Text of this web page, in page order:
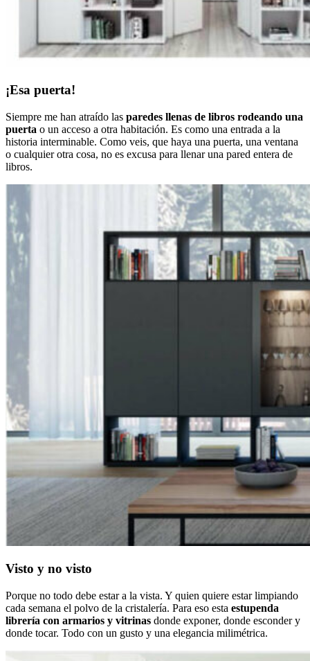
¡Esa puerta!
Siempre me han atraído las paredes llenas de libros rodeando una
puerta o un acceso a otra habitación. Es como una entrada a la
historia interminable. Como veis, que haya una puerta, una ventana
o cualquier otra cosa, no es excusa para llenar una pared entera de
libros.
Visto y no visto
Porque no todo debe estar a la vista. Y quien quiere estar limpiando
cada semana el polvo de la cristalería. Para eso esta estupenda
librería con armarios y vitrinas donde exponer, donde esconder y
donde tocar. Todo con un gusto y una elegancia milimétrica.